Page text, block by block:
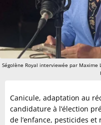
Ségolène Royal interviewée par Maxime
Canicule, adaptation au
candidature à l’élection
de l’enfance, pesticides